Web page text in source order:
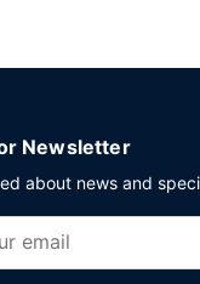
Newsletter
about news and